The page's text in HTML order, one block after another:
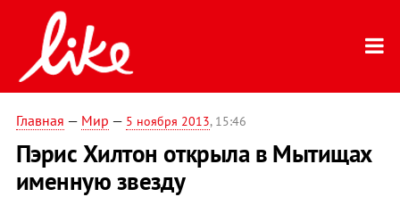
Главная — Мир — 5 ноября 2013, 15:46
Пэрис Хилтон открыла в Мытищах
именную звезду